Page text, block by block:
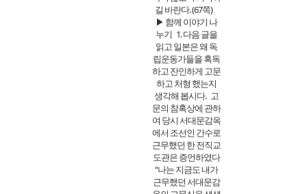
길 바란다. (67쪽)
▶ 함께 이야기 나
누기 1. 다음 글을
읽고 일본은 왜 독
립운동가들을 혹독
하고 잔인하게 고문
하고 처형 했는지
생각해 봅시다. 고
문의 참혹상에 관하
여 당시 서대문감옥
에서 조선인 간수로
근무했던 한 전직교
도관은 증언하였다
“나는 지금도 내가
근무했던 서대문감